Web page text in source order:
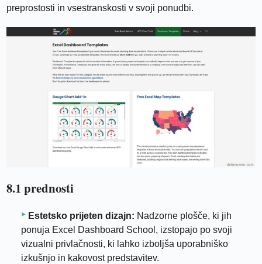
preprostosti in vsestranskosti v svoji ponudbi.
8.1 prednosti
Estetsko prijeten dizajn: Nadzorne plošče, ki jih
ponuja Excel Dashboard School, izstopajo po svoji
vizualni privlačnosti, ki lahko izboljša uporabniško
izkušnjo in kakovost predstavitev.